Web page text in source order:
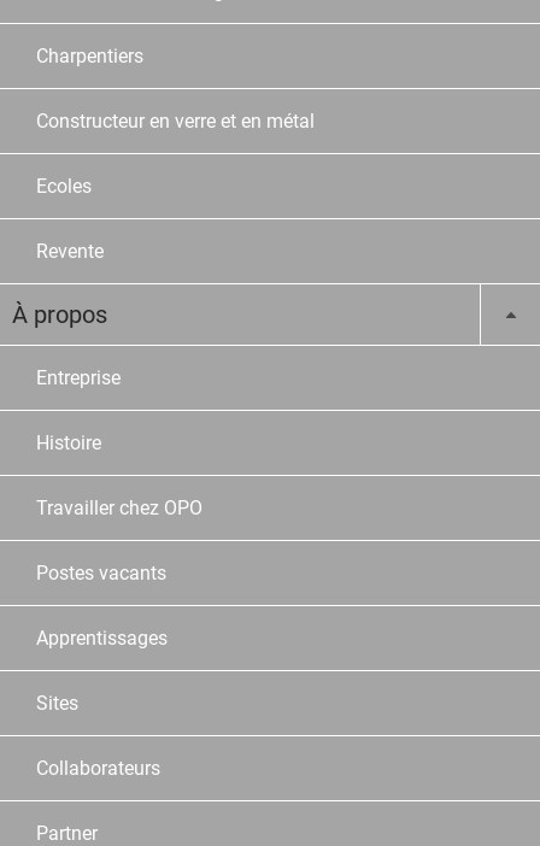
Charpentiers
Constructeur en verre et en métal
Ecoles
Revente
À propos
Entreprise
Histoire
Travailler chez OPO
Postes vacants
Apprentissages
Sites
Collaborateurs
Partner